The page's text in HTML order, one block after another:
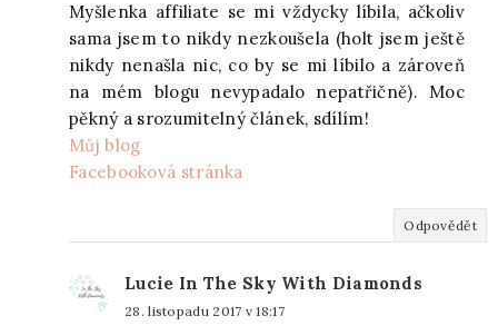
Myšlenka affiliate se mi vždycky líbila, ačkoliv
sama jsem to nikdy nezkoušela (holt jsem ještě
nikdy nenašla nic, co by se mi líbilo a zároveň
na mém blogu nevypadalo nepatřičně). Moc
pěkný a srozumitelný článek, sdílím!
Můj blog
Facebooková stránka
Odpovědět
Lucie In The Sky With Diamonds
28. listopadu 2017 v 18:17